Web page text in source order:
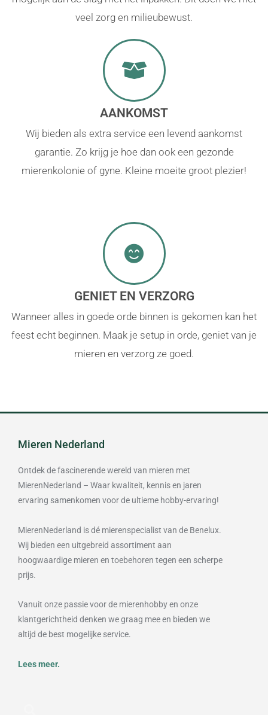
veel zorg en milieubewust.
AANKOMST
Wij bieden als extra service een levend aankomst
garantie. Zo krijg je hoe dan ook een gezonde
mierenkolonie of gyne. Kleine moeite groot plezier!
GENIET EN VERZORG
Wanneer alles in goede orde binnen is gekomen kan het
feest echt beginnen. Maak je setup in orde, geniet van je
mieren en verzorg ze goed.
Mieren Nederland
Ontdek de fascinerende wereld van mieren met
MierenNederland – Waar kwaliteit, kennis en jaren
ervaring samenkomen voor de ultieme hobby-ervaring!
MierenNederland is dé mierenspecialist van de Benelux.
Wij bieden een uitgebreid assortiment aan
hoogwaardige mieren en toebehoren tegen een scherpe
prijs.
Vanuit onze passie voor de mierenhobby en onze
klantgerichtheid denken we graag mee en bieden we
altijd de best mogelijke service.
Lees meer.